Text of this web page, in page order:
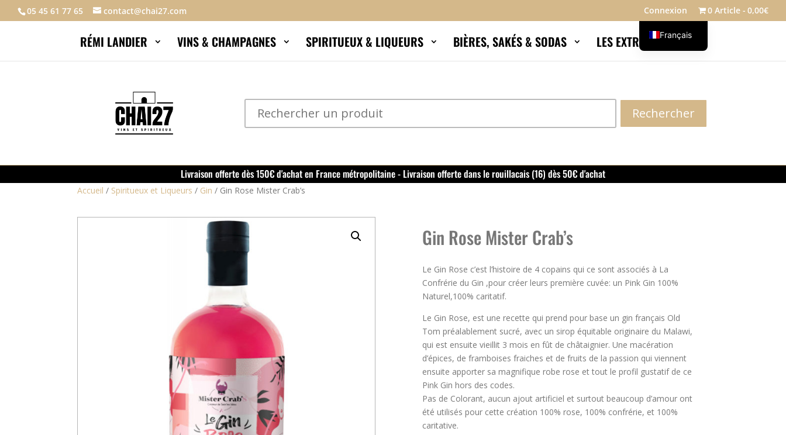
05 45 61 77 65 contact@chai27.com Connexion 0 Article 0,00€
RÉMI LANDIER VINS & CHAMPAGNES SPIRITUEUX & LIQUEURS BIÈRES, SAKÉS & SODAS LES EXTRAS Blog
Rechercher
Livraison offerte dès 150€ d'achat en France métropolitaine - Livraison offerte dans le rouillacais (16) dès 50€ d'achat
Accueil / Spiritueux et Liqueurs / Gin / Gin Rose Mister Crab’s
Gin Rose Mister Crab’s
Le Gin Rose c’est l’histoire de 4 copains qui ce sont associés à La
Confrérie du Gin ,pour créer leurs première cuvée: un Pink Gin 100%
Naturel,100% caritatif.
Le Gin Rose, est une recette qui prend pour base un gin français Old
Tom préalablement sucré, avec un sirop équitable originaire du Malawi,
qui est ensuite vieillit 3 mois en fût de châtaignier. Une macération
d’épices, de framboises fraiches et de fruits de la passion qui viennent
ensuite apporter sa magnifique robe rose et tout le profil gustatif de ce
Pink Gin hors des codes.
Pas de Colorant, aucun ajout artificiel et surtout beaucoup d’amour ont
été utilisés pour cette création 100% rose, 100% confrérie, et 100%
caritative.
Français
English